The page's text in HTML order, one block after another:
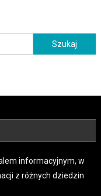
Szukaj:
informacyjnym, w
z różnych dziedzin